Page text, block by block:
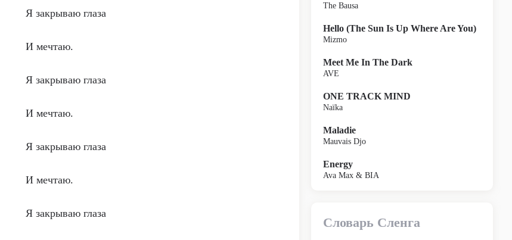
Я закрываю глаза
И мечтаю.
Я закрываю глаза
И мечтаю.
Я закрываю глаза
И мечтаю.
Я закрываю глаза
The Bausa
Hello (The Sun Is Up Where Are You)
Mizmo
Meet Me In The Dark
AVE
ONE TRACK MIND
Naïka
Maladie
Mauvais Djo
Energy
Ava Max & BIA
Словарь Сленга